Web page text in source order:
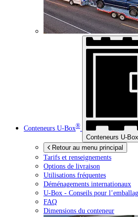
Conteneurs U-Box®
Conteneurs U-Box
Retour au menu principal
Tarifs et renseignements
Options de livraison
Utilisations fréquentes
Déménagements internationaux
U-Box - Conseils pour
FAQ
Dimensions du conteneur